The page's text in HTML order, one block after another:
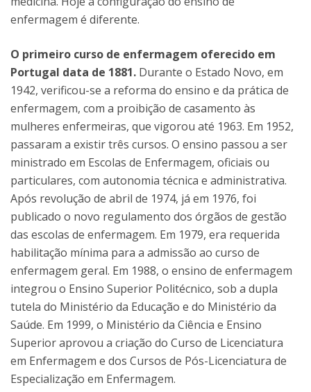
enfermagem é diferente.
O primeiro curso de enfermagem oferecido em
Portugal data de 1881. Durante o Estado Novo, em
1942, verificou-se a reforma do ensino e da prática de
enfermagem, com a proibição de casamento às
mulheres enfermeiras, que vigorou até 1963. Em 1952,
passaram a existir três cursos. O ensino passou a ser
ministrado em Escolas de Enfermagem, oficiais ou
particulares, com autonomia técnica e administrativa.
Após revolução de abril de 1974, já em 1976, foi
publicado o novo regulamento dos órgãos de gestão
das escolas de enfermagem. Em 1979, era requerida
habilitação mínima para a admissão ao curso de
enfermagem geral. Em 1988, o ensino de enfermagem
integrou o Ensino Superior Politécnico, sob a dupla
tutela do Ministério da Educação e do Ministério da
Saúde. Em 1999, o Ministério da Ciência e Ensino
Superior aprovou a criação do Curso de Licenciatura
em Enfermagem e dos Cursos de Pós-Licenciatura de
Especialização em Enfermagem.